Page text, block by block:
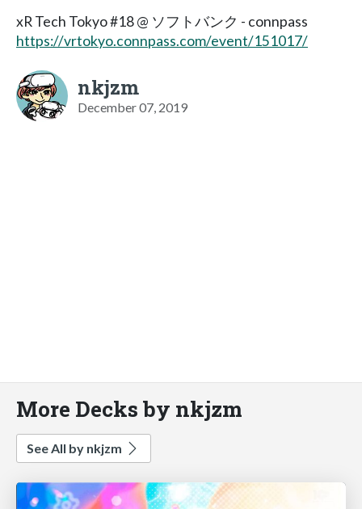
xR Tech Tokyo #18 @ ソフトバンク - connpass
https://vrtokyo.connpass.com/event/151017/
nkjzm
December 07, 2019
More Decks by nkjzm
See All by nkjzm